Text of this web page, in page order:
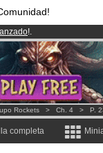
!.
al mes!Hazte Premium ya
Cómics y Mangas!.
Rockets > Ch. 4 > P.
completa